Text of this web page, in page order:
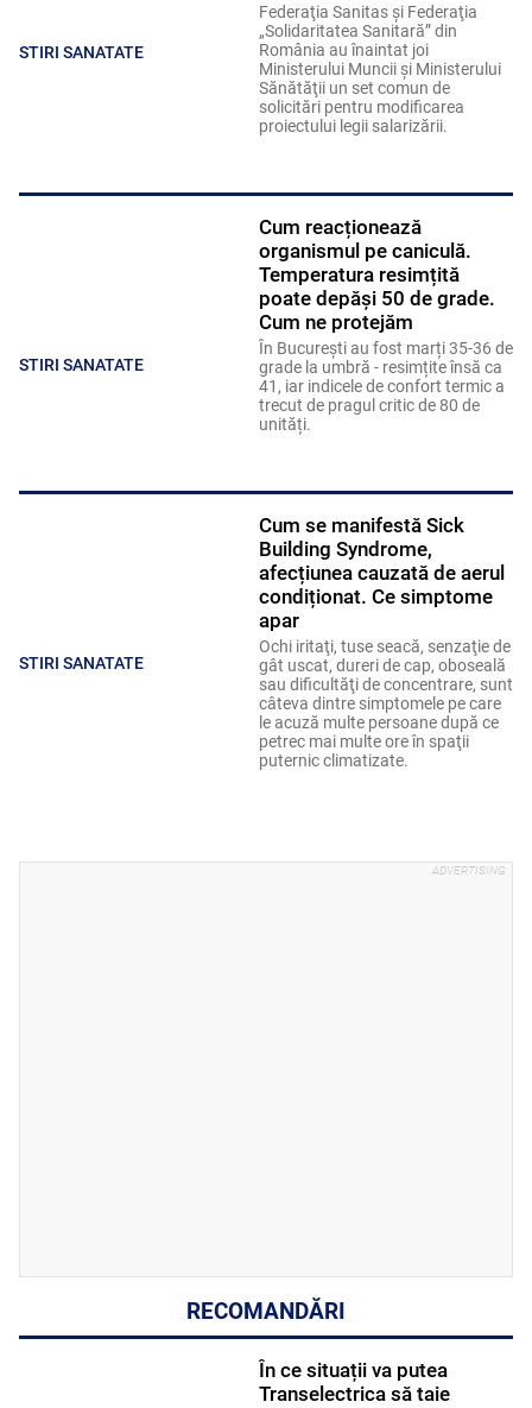
STIRI SANATATE
Federaţia Sanitas şi Federaţia
„Solidaritatea Sanitară” din
România au înaintat joi
Ministerului Muncii şi Ministerului
Sănătăţii un set comun de
solicitări pentru modificarea
proiectului legii salarizării.
STIRI SANATATE
Cum reacționează
organismul pe caniculă.
Temperatura resimțită
poate depăși 50 de grade.
Cum ne protejăm
În București au fost marți 35-36 de
grade la umbră - resimțite însă ca
41, iar indicele de confort termic a
trecut de pragul critic de 80 de
unități.
STIRI SANATATE
Cum se manifestă Sick
Building Syndrome,
afecțiunea cauzată de aerul
condiționat. Ce simptome
apar
Ochi iritaţi, tuse seacă, senzaţie de
gât uscat, dureri de cap, oboseală
sau dificultăţi de concentrare, sunt
câteva dintre simptomele pe care
le acuză multe persoane după ce
petrec mai multe ore în spaţii
puternic climatizate.
RECOMANDĂRI
În ce situații va putea
Transelectrica să taie